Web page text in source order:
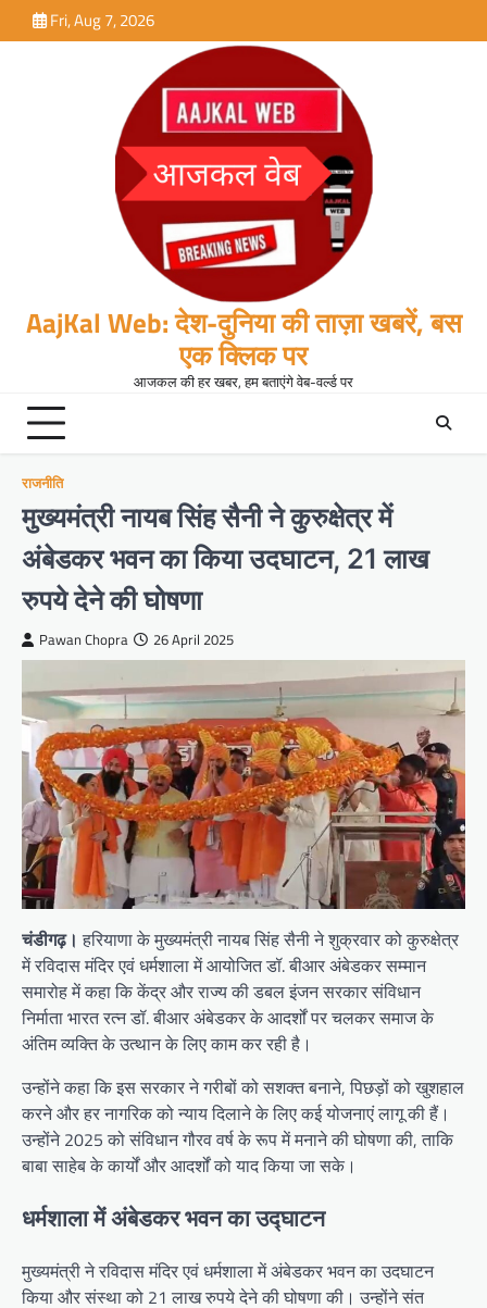
to
Fri, Aug 7, 2026
AajKal Web: देश-दुनिया की ताज़ा खबरें, बस
एक क्लिक पर
आजकल की हर खबर, हम बताएंगे वेब-वर्ल्ड पर
राजनीति
मुख्यमंत्री नायब सिंह सैनी ने कुरुक्षेत्र में
अंबेडकर भवन का किया उदघाटन, 21 लाख
रुपये देने की घोषणा
Pawan Chopra 26 April 2025
चंडीगढ़। हरियाणा के मुख्यमंत्री नायब सिंह सैनी ने शुक्रवार को कुरुक्षेत्र
में रविदास मंदिर एवं धर्मशाला में आयोजित डॉ. बीआर अंबेडकर सम्मान
समारोह में कहा कि केंद्र और राज्य की डबल इंजन सरकार संविधान
निर्माता भारत रत्न डॉ. बीआर अंबेडकर के आदर्शों पर चलकर समाज के
अंतिम व्यक्ति के उत्थान के लिए काम कर रही है।
उन्होंने कहा कि इस सरकार ने गरीबों को सशक्त बनाने, पिछड़ों को खुशहाल
करने और हर नागरिक को न्याय दिलाने के लिए कई योजनाएं लागू की हैं।
उन्होंने 2025 को संविधान गौरव वर्ष के रूप में मनाने की घोषणा की, ताकि
बाबा साहेब के कार्यों और आदर्शों को याद किया जा सके।
धर्मशाला में अंबेडकर भवन का उद्घाटन
मुख्यमंत्री ने रविदास मंदिर एवं धर्मशाला में अंबेडकर भवन का उदघाटन
किया और संस्था को 21 लाख रुपये देने की घोषणा की। उन्होंने संत